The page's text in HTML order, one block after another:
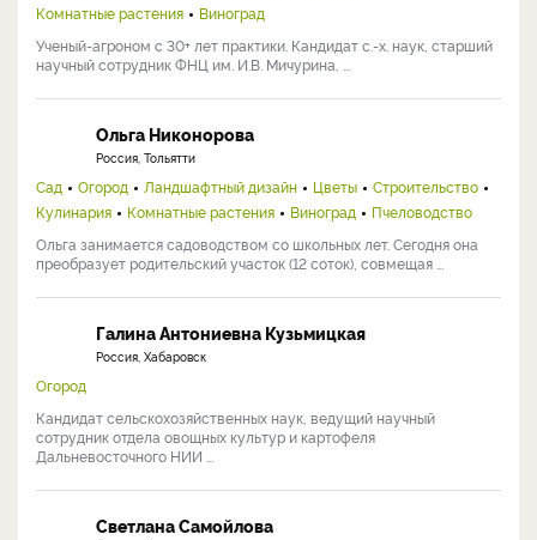
Комнатные растения
Виноград
Ученый-агроном с 30+ лет практики. Кандидат с.-х. наук, старший
научный сотрудник ФНЦ им. И.В. Мичурина, ...
Ольга Никонорова
Россия, Тольятти
Сад Огород Ландшафтный дизайн Цветы
Строительство
Кулинария
Комнатные растения Виноград
Пчеловодство
Ольга занимается садоводством со школьных лет. Сегодня она
преобразует родительский участок (12 соток), совмещая ...
Галина Антониевна Кузьмицкая
Россия, Хабаровск
Огород
Кандидат сельскохозяйственных наук, ведущий научный
сотрудник отдела овощных культур и картофеля
Дальневосточного НИИ ...
Светлана Самойлова